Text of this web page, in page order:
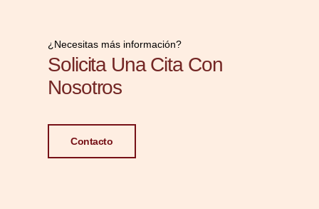
¿Necesitas más información?
Solicita Una Cita Con
Nosotros
Contacto